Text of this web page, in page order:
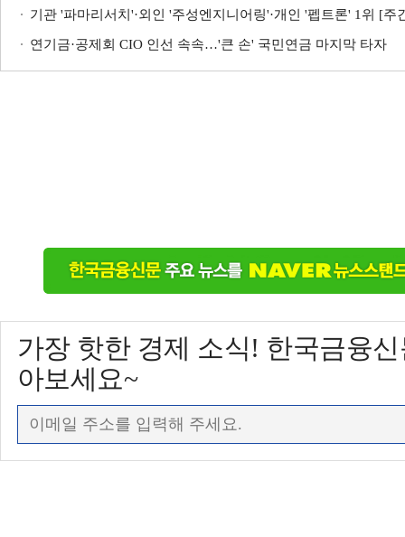
기관 '파마리서치'·외인 '주성엔지니어링'·개인 '펩트론' 1위 [주간
연기금·공제회 CIO 인선 속속…'큰 손' 국민연금 마지막 타자
가장 핫한 경제 소식! 한국금융
아보세요~